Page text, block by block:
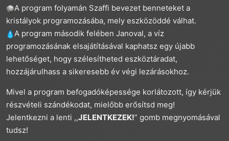
A program folyamán Szaffi bevezet benneteket a
kristályok programozásába, mely eszközöddé válhat.
A program második felében Janoval, a víz
programozásának elsajátításával kaphatsz egy újabb
lehetőséget, hogy szélesítheted eszköztáradat,
hozzájárulhass a sikeresebb év végi lezárásokhoz.
Mivel a program befogadóképessége korlátozott, így kérjük
részvételi szándékodat, mielőbb erősítsd meg!
Jelentkezni a lenti ,,JELENTKEZEK!” gomb megnyomásával
tudsz!